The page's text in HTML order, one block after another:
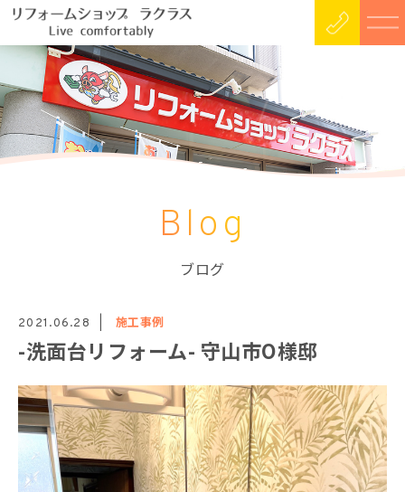
Blog
ブログ
2021.06.28 施工事例
-洗面台リフォーム- 守山市O様邸